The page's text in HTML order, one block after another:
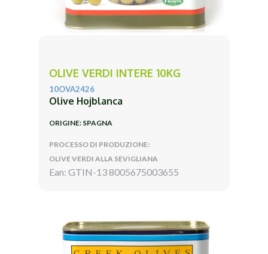
OLIVE VERDI INTERE 10KG
10OVA2426
Olive Hojblanca
ORIGINE: SPAGNA
PROCESSO DI PRODUZIONE:
OLIVE VERDI ALLA SEVIGLIANA
Ean: GTIN-13 8005675003655